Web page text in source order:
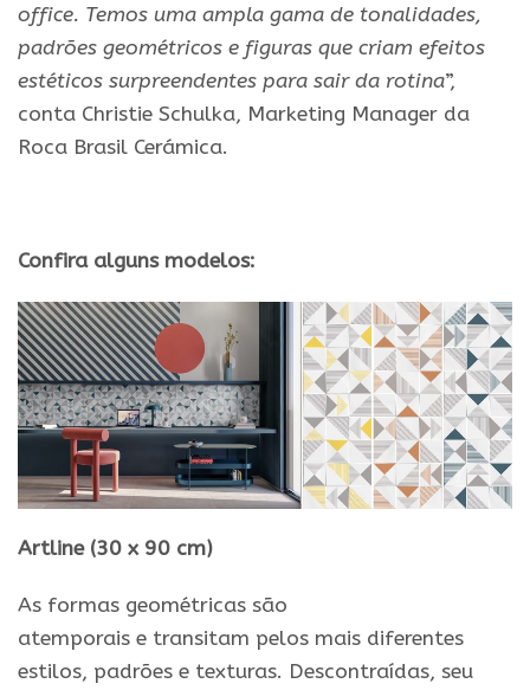
office. Temos uma ampla gama de tonalidades,
padrões geométricos e figuras que criam efeitos
estéticos surpreendentes para sair da rotina”,
conta Christie Schulka, Marketing Manager da
Roca Brasil Cerámica.
Confira alguns modelos:
Artline (30 x 90 cm)
As formas geométricas são
atemporais e transitam pelos mais diferentes
estilos, padrões e texturas. Descontraídas, seu